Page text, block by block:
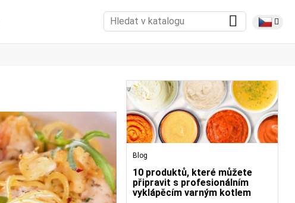
Blog
10 produktů, které můžete
připravit s profesionálním
vyklápěcím varným kotlem